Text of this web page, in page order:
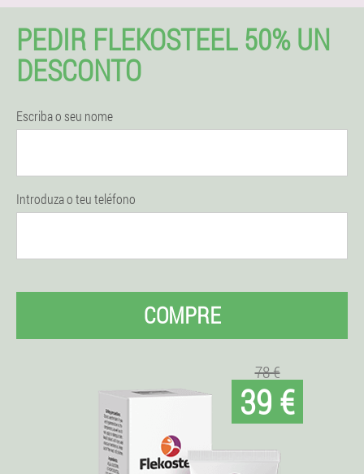
PEDIR FLEKOSTEEL 50% UN
DESCONTO
Escriba o seu nome
Introduza o teu teléfono
COMPRE
78 €
39 €